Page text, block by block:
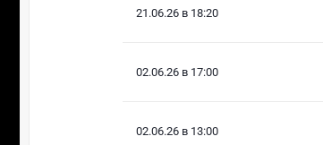
21.06.26 в 18:20
02.06.26 в 17:00
02.06.26 в 13:00